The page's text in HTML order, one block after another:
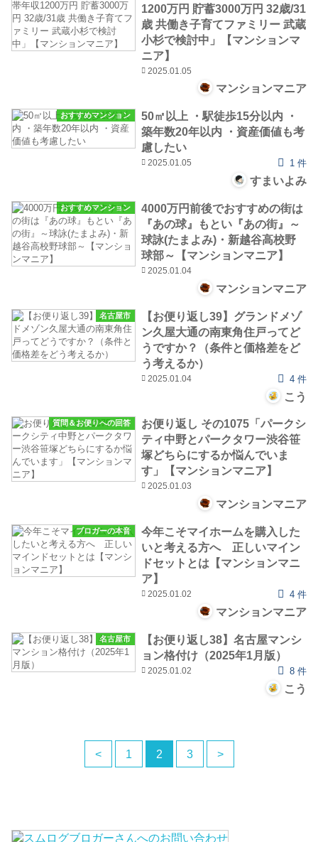
1200万円 貯蓄3000万円 32歳/31
歳 共働き子育てファミリー 武蔵
小杉で検討中」【マンションマ
ニア】
2025.01.05
マンションマニア
おすすめマンション
50㎡以上 ・駅徒歩15分以内 ・
築年数20年以内 ・資産価値も考
慮したい
2025.01.05 1 件
すまいよみ
おすすめマンション
4000万円前後でおすすめの街は
『あの球』もとい『あの街』～
球詠(たまよみ)・新越谷高校野
球部～【マンションマニア】
2025.01.04
マンションマニア
名古屋市
【お便り返し39】グランドメゾ
ン久屋大通の南東角住戸ってど
うですか？（条件と価格差をど
う考えるか）
2025.01.04 4 件
こう
質問＆お便りへの回答
お便り返し その1075「パークシ
ティ中野とパークタワー渋谷笹
塚どちらにするか悩んでいま
す」【マンションマニア】
2025.01.03
マンションマニア
ブロガーの本音
今年こそマイホームを購入した
いと考える方へ 正しいマイン
ドセットとは【マンションマニ
ア】
2025.01.02 4 件
マンションマニア
名古屋市
【お便り返し38】名古屋マンシ
ョン格付け（2025年1月版）
2025.01.02 8 件
こう
< 1 2 3 >